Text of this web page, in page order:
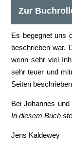
Zur
Es begegnet uns
beschrieben war.
wenn sehr viel
sehr teuer und
Seiten
Bei Johannes
In diesem Buch
Jens Kaldewey